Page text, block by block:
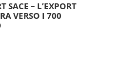
SACE – L’EXPORT
VERSO I 700